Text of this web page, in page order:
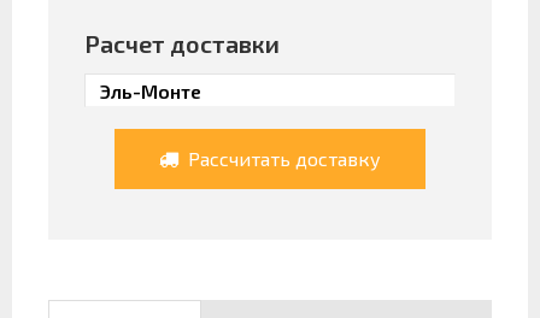
Расчет доставки
Рассчитать доставку